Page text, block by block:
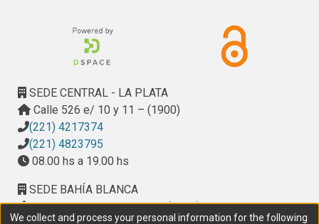
SEDE CENTRAL - LA PLATA
Calle 526 e/ 10 y 11 – (1900)
(221) 4217374
(221) 4823795
08.00 hs a 19.00 hs
SEDE BAHÍA BLANCA
Calle Ciudad de Cali 320 – (8000). Universidad
We collect and process your personal information for the following